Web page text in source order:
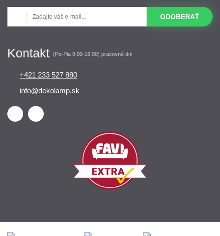
ODOBERAŤ
Kontakt (Po-Pia 9:00-16:00) pracovné dni
+421 233 527 880
info@dekolamp.sk